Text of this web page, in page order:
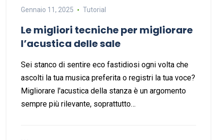
Gennaio 11, 2025 Tutorial
Le migliori tecniche per migliorare
l’acustica delle sale
Sei stanco di sentire eco fastidiosi ogni volta che
ascolti la tua musica preferita o registri la tua voce?
Migliorare l'acustica della stanza è un argomento
sempre più rilevante, soprattutto…